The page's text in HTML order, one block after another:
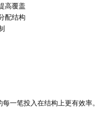
高覆盖
配结构
一笔投入在结构上更有效率。